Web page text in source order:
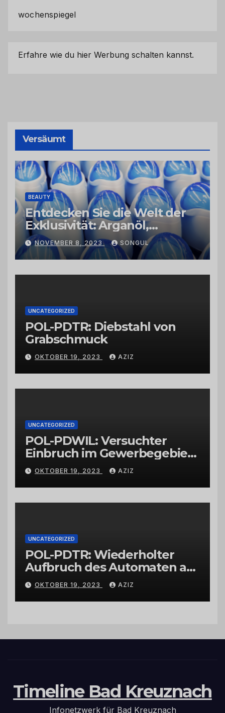
wochenspiegel
Erfahre wie du hier Werbung schalten kannst.
Versäumt
BEAUTY
Entdecken Sie die Welt der
Exklusivität: Arganöl,
Kaktusfeigenkernöl und
Schwarzkümmelöl von
vertrauenswürdigen
Großhändlern und Anbietern
NOVEMBER 8, 2023 SONGUL
UNCATEGORIZED
POL-PDTR: Diebstahl von
Grabschmuck
OKTOBER 19, 2023 AZIZ
UNCATEGORIZED
POL-PDWIL: Versuchter
Einbruch im Gewerbegebiet
Wittlich
OKTOBER 19, 2023 AZIZ
UNCATEGORIZED
POL-PDTR: Wiederholter
Aufbruch des Automaten am
Wohnmobilstellplatz in
Hermeskeil am Labachweg
OKTOBER 19, 2023 AZIZ
Timeline Bad Kreuznach
Infonetzwerk für Bad Kreuznach